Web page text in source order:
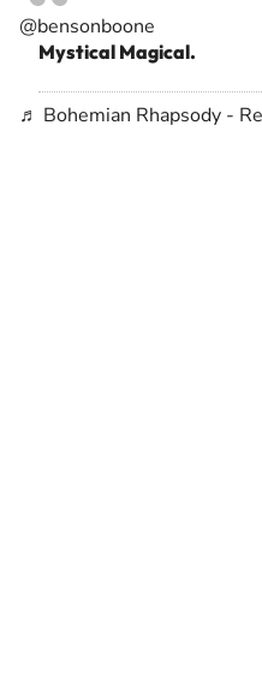
@bensonboone
Mystical Magical.
♬ Bohemian Rhapsody -